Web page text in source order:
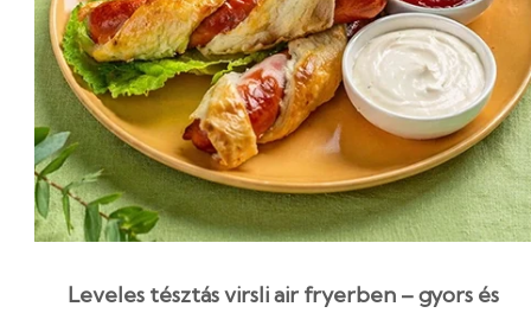
Leveles tésztás virsli air fryerben – gyors és